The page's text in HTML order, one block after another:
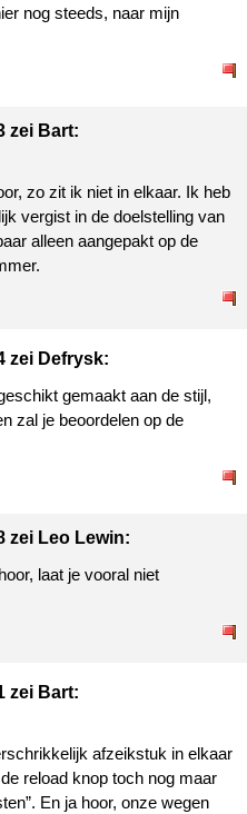
nog steeds, naar mijn
zei Bart:
zo zit ik niet in elkaar. Ik heb
vergist in de doelstelling van
alleen aangepakt op de
zei Defrysk:
gemaakt aan de stijl,
zal je beoordelen op de
zei Leo Lewin:
laat je vooral niet
zei Bart:
afzeikstuk in elkaar
reload knop toch nog maar
En ja hoor, onze wegen